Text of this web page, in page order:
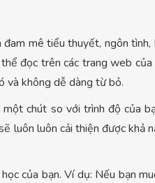
mê tiểu thuyết, ngôn
đọc trên các trang web
và không dễ dàng từ bỏ.
chút so với trình độ của
luôn luôn cải thiện được khả
của bạn. Ví dụ: Nếu bạn